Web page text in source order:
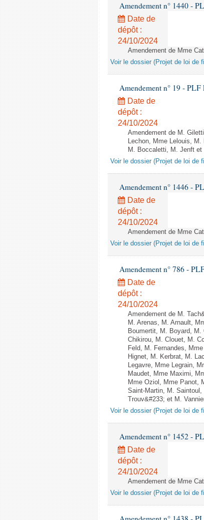
Amendement n° 1440 -
Date de
dépôt :
24/10/2024
Amendement de Mme
Voir le dossier (Projet de loi de
Amendement n° 19 - PLF
Date de
dépôt :
24/10/2024
Amendement de M.
Lechon, Mme Lelouis,
M. Boccaletti, M. Jenft
Voir le dossier (Projet de loi de
Amendement n° 1446 -
Date de
dépôt :
24/10/2024
Amendement de Mme
Voir le dossier (Projet de loi de
Amendement n° 786 -
Date de
dépôt :
24/10/2024
Amendement de M.
M. Arenas, M. Arnault,
Boumertit, M. Boyard, M.
Chikirou, M. Clouet, M.
Feld, M. Fernandes,
Hignet, M. Kerbrat, M.
Legavre, Mme Legrain,
Maudet, Mme Maximi,
Mme Oziol, Mme Panot,
Saint-Martin, M. Saintoul,
Trouv&#233; et M.
Voir le dossier (Projet de loi de
Amendement n° 1452 -
Date de
dépôt :
24/10/2024
Amendement de Mme
Voir le dossier (Projet de loi de